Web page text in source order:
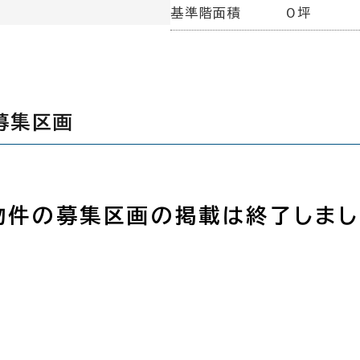
基準階面積 0坪
集区画
件の募集区画の掲載は終了しまし